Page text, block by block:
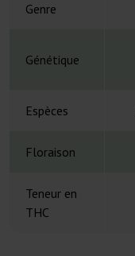
Genre
Génétique
Espèces
Floraison
Teneur en
THC